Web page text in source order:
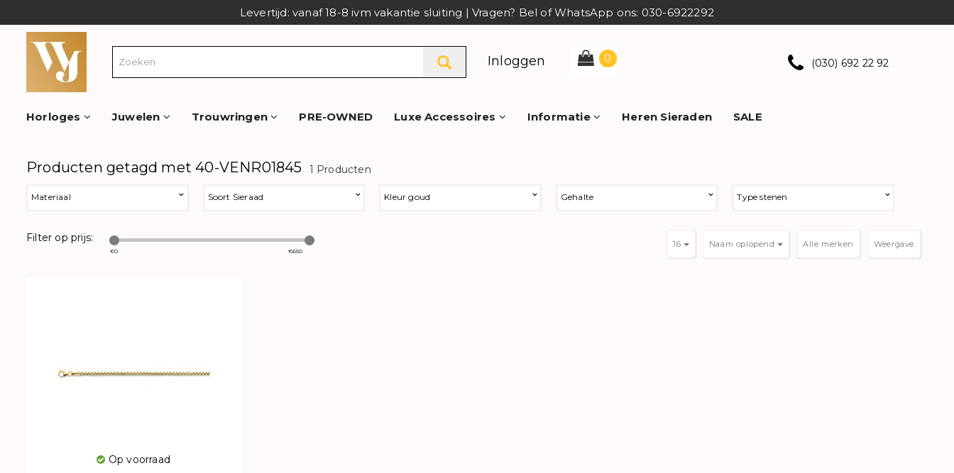
Levertijd: vanaf 18-8 ivm vakantie sluiting | Vragen? Bel of WhatsApp ons: 030-6922292
Inloggen 0 (030) 692 22 92
Horloges Juwelen Trouwringen PRE-OWNED Luxe Accessoires Informatie Heren Sieraden SALE
Producten getagd met 40-VENR01845 1 Producten
Materiaal Soort Sieraad Kleur goud Gehalte Type stenen
Filter op prijs:
€0 €650
Weergave
Naam oplopend
16
Op voorraad